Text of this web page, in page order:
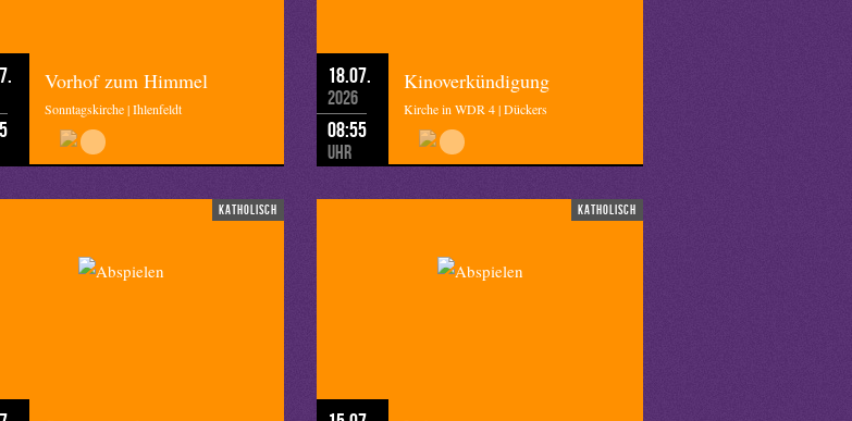
Vorhof zum Himmel
Sonntagskirche | Ihlenfeldt
18.07.
2026
08:55
Uhr
Kinoverkündigung
Kirche in WDR 4 | Dückers
katholisch katholisch